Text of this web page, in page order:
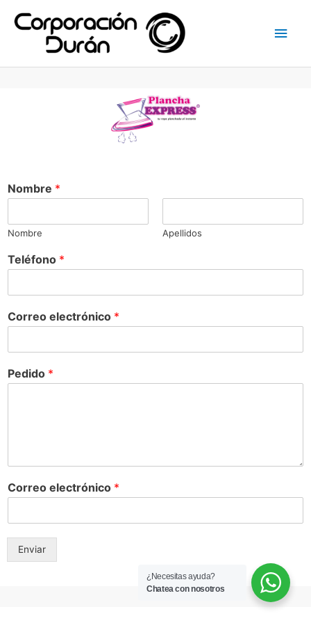
Nombre *
Nombre Apellidos
Teléfono *
Correo electrónico *
Pedido *
Correo electrónico *
Enviar
¿Necesitas ayuda?
Chatea con nosotros